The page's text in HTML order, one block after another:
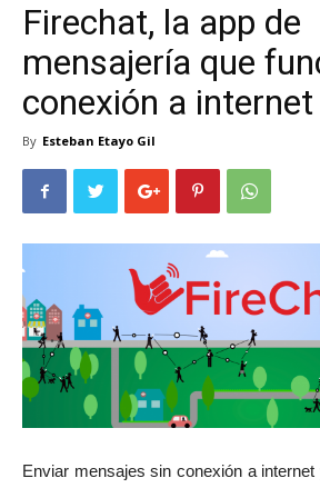
Firechat, la app de
mensajería que
conexión a internet
By Esteban Etayo Gil
Enviar mensajes sin conexión a